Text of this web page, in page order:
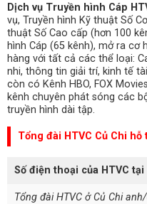
Dịch vụ Truyền hình Cáp
vụ, Truyền hình Kỹ thuật Số
thuật Số Cao cấp (hơn 100
hình Cáp (65 kênh), mở ra
hàng với tất cả các thể loại:
nhi, thông tin giải trí, kinh tế
còn có Kênh HBO, FOX
kênh chuyên phát sóng các
truyền hình dài tập.
Tổng đài HTVC Củ Chi
Số điện thoại của HTVC
Tổng đài HTVC ở Củ Chi